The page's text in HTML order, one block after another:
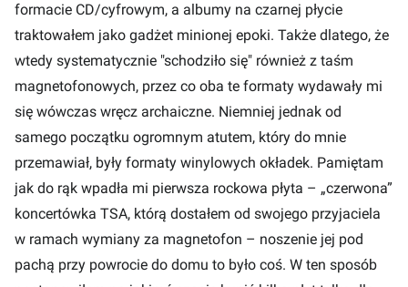
formacie CD/cyfrowym, a albumy na czarnej płycie
traktowałem jako gadżet minionej epoki. Także dlatego, że
wtedy systematycznie "schodziło się" również z taśm
magnetofonowych, przez co oba te formaty wydawały mi
się wówczas wręcz archaiczne. Niemniej jednak od
samego początku ogromnym atutem, który do mnie
przemawiał, były formaty winylowych okładek. Pamiętam
jak do rąk wpadła mi pierwsza rockowa płyta – „czerwona”
koncertówka TSA, którą dostałem od swojego przyjaciela
w ramach wymiany za magnetofon – noszenie jej pod
pachą przy powrocie do domu to było coś. W ten sposób